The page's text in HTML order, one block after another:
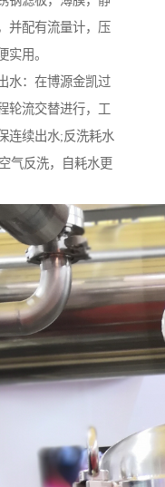
并配有流量计，压
实用。
水：在博源金凯过
轮流交替进行，工
连续出水;反洗耗水
气反洗，自耗水更